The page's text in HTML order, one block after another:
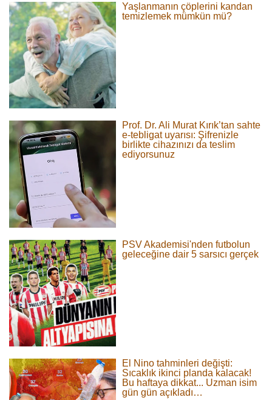
Yaşlanmanın çöplerini kandan
temizlemek mümkün mü?
Prof. Dr. Ali Murat Kırık’tan sahte
e-tebligat uyarısı: Şifrenizle
birlikte cihazınızı da teslim
ediyorsunuz
PSV Akademisi'nden futbolun
geleceğine dair 5 sarsıcı gerçek
El Nino tahminleri değişti:
Sıcaklık ikinci planda kalacak!
Bu haftaya dikkat... Uzman isim
gün gün açıkladı…